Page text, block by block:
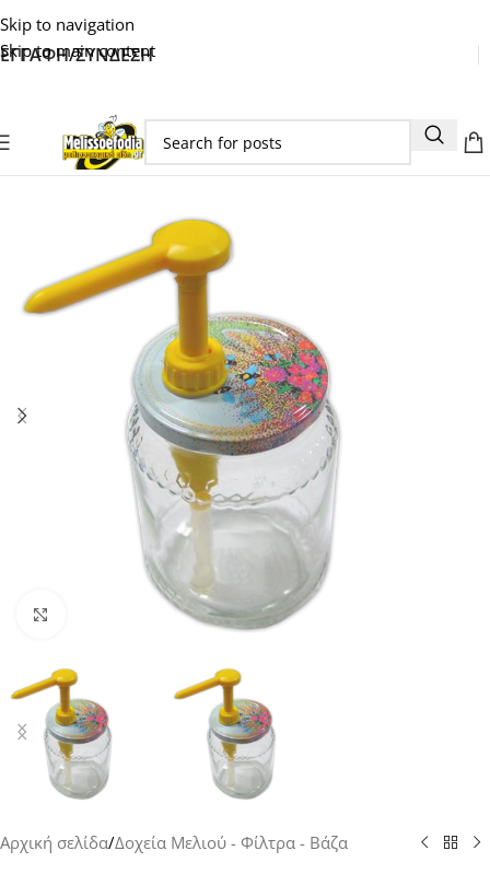
Skip to navigation
Skip to main content
ΕΓΓΑΦΗ/ΣΥΝΔΕΣΗ
Click to enlarge
Αρχική σελίδα/Δοχεία Μελιού - Φίλτρα - Βάζα